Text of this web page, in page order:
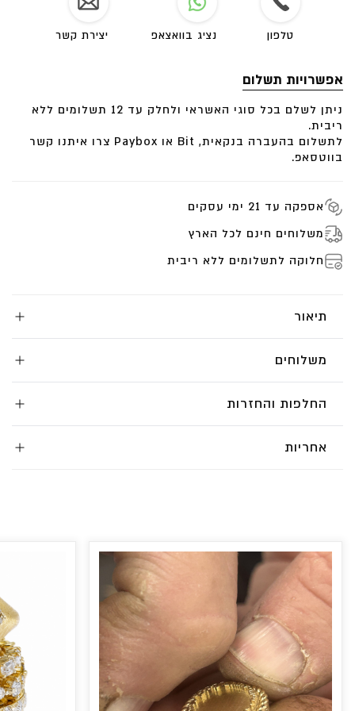
טלפון נציג בוואצאפ יצירת קשר
אפשרויות תשלום
ניתן לשלם בכל סוגי האשראי ולחלק עד 12 תשלומים ללא
ריבית.
לתשלום בהעברה בנקאית, Bit או Paybox צרו איתנו קשר
בווטסאפ.
אספקה עד 21 ימי עסקים
משלוחים חינם לכל הארץ
חלוקה לתשלומים ללא ריבית
תיאור
משלוחים
החלפות והחזרות
אחריות